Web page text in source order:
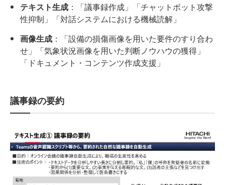
テキスト生成 ：「議事録作成」「チャットボット攻撃
性抑制」「対話システムにおける機械読解」
画像生成 ：「設備の損傷画像を用いた要件のすり合わ
せ」「気象状況画像を用いた判断ノウハウの獲得」
「ドキュメント・コンテンツ作成支援」
議事録の要約